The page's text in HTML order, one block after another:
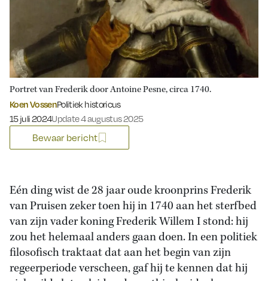
Portret van Frederik door Antoine Pesne, circa 1740.
Koen VossenPolitiek historicus
Gepubliceerd op:
15 juli 2024Update 4 augustus 2025
Bewaar bericht
Eén ding wist de 28 jaar oude kroonprins Frederik
van Pruisen zeker toen hij in 1740 aan het sterfbed
van zijn vader koning Frederik Willem I stond: hij
zou het helemaal anders gaan doen. In een politiek
filosofisch traktaat dat aan het begin van zijn
regeerperiode verscheen, gaf hij te kennen dat hij